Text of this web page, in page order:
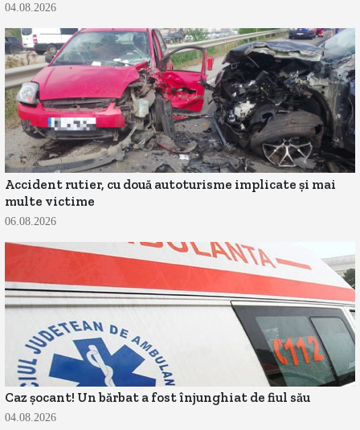
04.08.2026
Accident rutier, cu două autoturisme implicate și mai
multe victime
06.08.2026
Caz șocant! Un bărbat a fost înjunghiat de fiul său
04.08.2026